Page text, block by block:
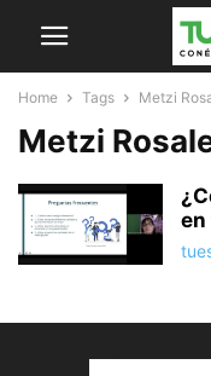
Home Tags Metzi
Metzi
en